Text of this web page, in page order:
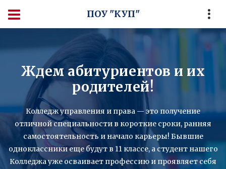
ПОУ "КУП"
Ждем абитуриентов и их
родителей!
Колледж управления и права — это получение
отличной специальности в короткие сроки, ранняя
самостоятельность и начало карьеры! Бывшие
одноклассники еще будут в 11 классе, а студент нашего
Колледжа уже осваивает профессию и проявляет себя